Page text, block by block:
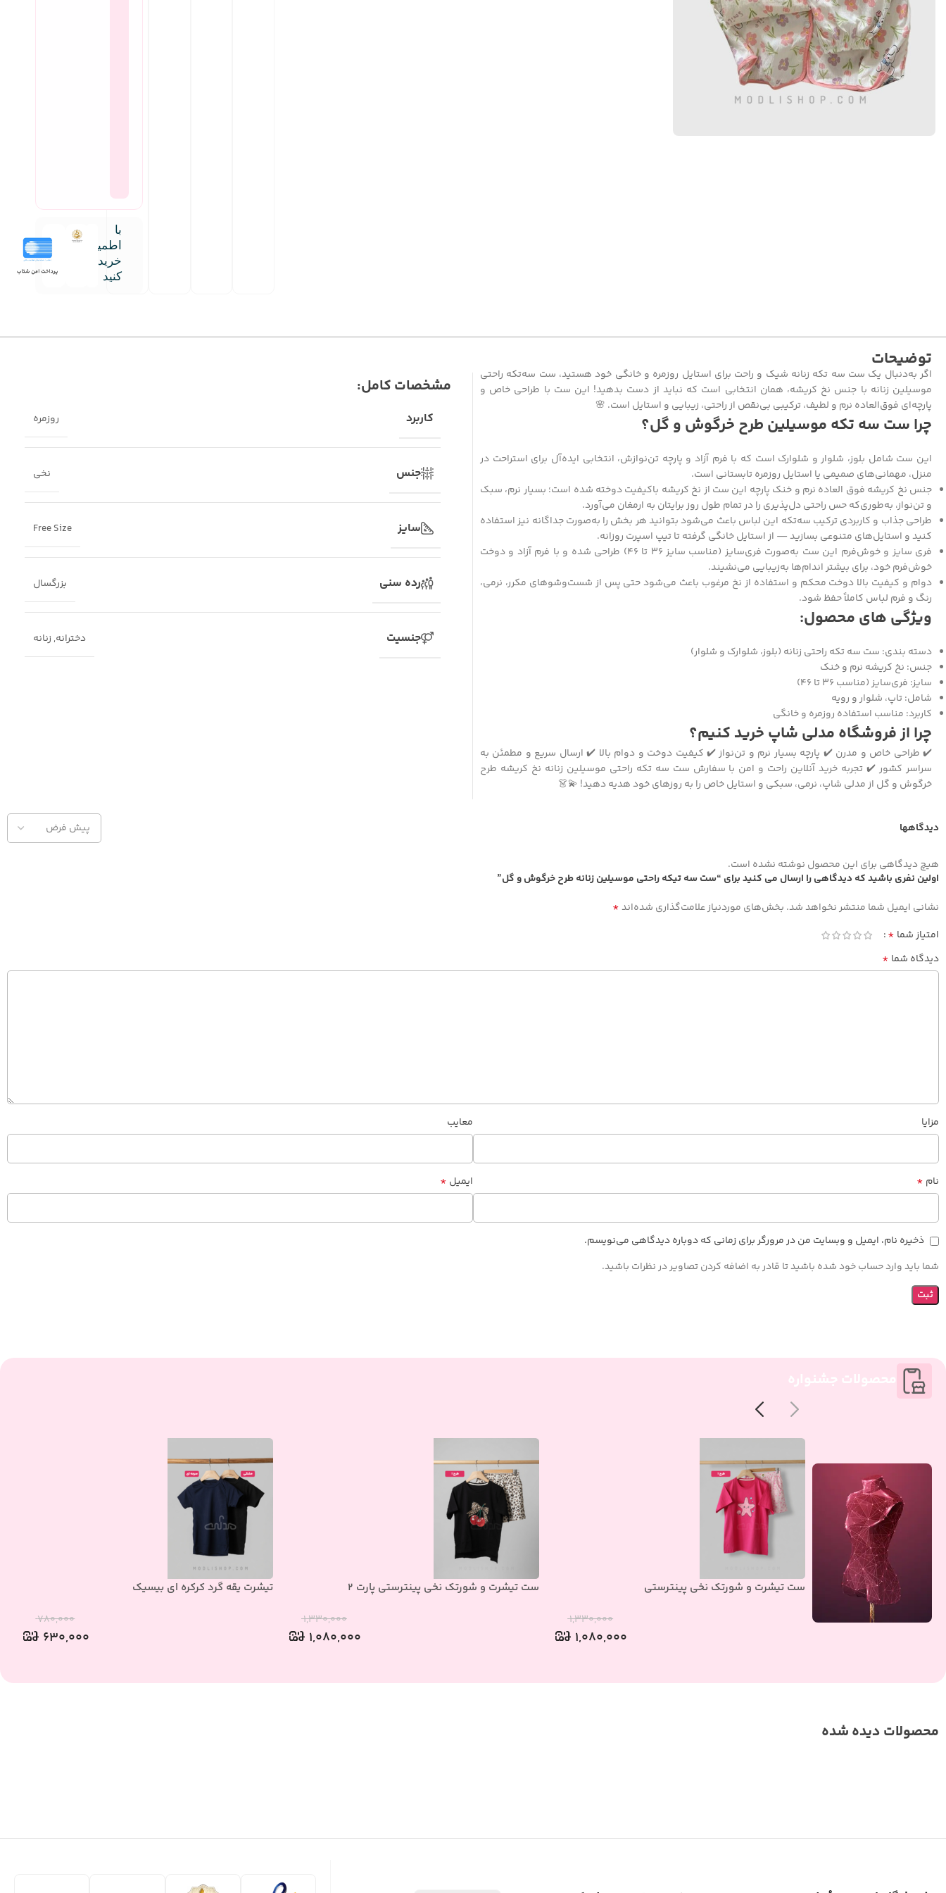
با
اطمینان
خرید
کنید
توضیحات
اگر به‌دنبال یک ست سه تکه زنانه شیک و راحت برای استایل روزمره و خانگی خود هستید، ست سه‌تکه راحتی
موسیلین زنانه با جنس نخ کریشه، همان انتخابی است که نباید از دست بدهید! این ست با طراحی خاص و
پارچه‌ای فوق‌العاده نرم و لطیف، ترکیبی بی‌نقص از راحتی، زیبایی و استایل است. 🌸
چرا ست سه تکه موسیلین طرح خرگوش و گل؟
این ست شامل بلوز، شلوار و شلوارک است که با فرم آزاد و پارچه تن‌نوازش، انتخابی ایده‌آل برای استراحت در
منزل، مهمانی‌های صمیمی یا استایل روزمره تابستانی است.
جنس نخ کریشه فوق العاده نرم و خنک پارچه این ست از نخ کریشه باکیفیت دوخته شده است؛ بسیار نرم، سبک
و تن‌نواز، به‌طوری‌که حس راحتی دل‌پذیری را در تمام طول روز برایتان به ارمغان می‌آورد.
طراحی جذاب و کاربردی ترکیب سه‌تکه این لباس باعث می‌شود بتوانید هر بخش را به‌صورت جداگانه نیز استفاده
کنید و استایل‌های متنوعی بسازید — از استایل خانگی گرفته تا تیپ اسپرت روزانه.
فری سایز و خوش‌فرم این ست به‌صورت فری‌سایز (مناسب سایز ۳۶ تا ۴۶) طراحی شده و با فرم آزاد و دوخت
خوش‌فرم خود، برای بیشتر اندام‌ها به‌زیبایی می‌نشیند.
دوام و کیفیت بالا دوخت محکم و استفاده از نخ مرغوب باعث می‌شود حتی پس از شست‌وشوهای مکرر، نرمی،
رنگ و فرم لباس کاملاً حفظ شود.
ویژگی های محصول:
دسته بندی: ست سه تکه راحتی زنانه (بلوز، شلوارک و شلوار)
جنس: نخ کریشه نرم و خنک
سایز: فری‌سایز (مناسب ۳۶ تا ۴۶)
شامل: تاپ، شلوار و رویه
کاربرد: مناسب استفاده روزمره و خانگی
چرا از فروشگاه مدلی شاپ خرید کنیم؟
✔️ طراحی خاص و مدرن ✔️ پارچه بسیار نرم و تن‌نواز ✔️ کیفیت دوخت و دوام بالا ✔️ ارسال سریع و مطمئن به
سراسر کشور ✔️ تجربه خرید آنلاین راحت و امن با سفارش ست سه تکه راحتی موسیلین زنانه نخ کریشه طرح
خرگوش و گل از مدلی شاپ، نرمی، سبکی و استایل خاص را به روزهای خود هدیه دهید! 💫👗
مشخصات کامل:
کاربرد روزمره
جنس نخی
سایز Free Size
رده سنی بزرگسال
جنسیت دخترانه, زنانه
دیدگاهها
هیچ دیدگاهی برای این محصول نوشته نشده است.
اولین نفری باشید که دیدگاهی را ارسال می کنید برای “ست سه تیکه راحتی موسیلین زنانه طرح خرگوش و گل”
نشانی ایمیل شما منتشر نخواهد شد. بخش‌های موردنیاز علامت‌گذاری شده‌اند*
امتیاز شما *
دیدگاه شما *
مزایا معایب
نام * ایمیل *
ذخیره نام، ایمیل و وبسایت من در مرورگر برای زمانی که دوباره دیدگاهی می‌نویسم.
شما باید وارد حساب خود شده باشید تا قادر به اضافه کردن تصاویر در نظرات باشید.
محصولات جشنواره
ست تیشرت و شورتک نخی پینترستی
۱,۳۳۰,۰۰۰
۱,۰۸۰,۰۰۰
ست تیشرت و شورتک نخی پینترستی پارت 2
۱,۳۳۰,۰۰۰
۱,۰۸۰,۰۰۰
تیشرت یقه گرد کرکره ای بیسیک
۷۸۰,۰۰۰
۶۳۰,۰۰۰
محصولات دیده شده